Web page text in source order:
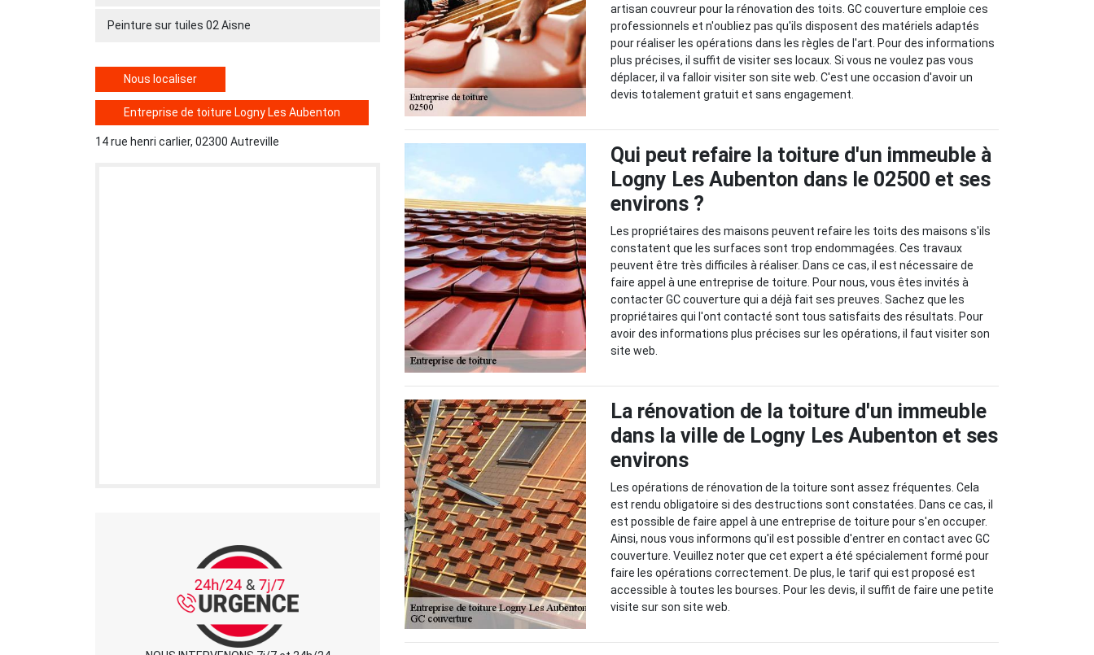
Peinture sur tuiles 02 Aisne
Nous localiser
Entreprise de toiture Logny Les Aubenton
14 rue henri carlier, 02300 Autreville
artisan couvreur pour la rénovation des toits. GC couverture emploie ces
professionnels et n'oubliez pas qu'ils disposent des matériels adaptés
pour réaliser les opérations dans les règles de l'art. Pour des informations
plus précises, il suffit de visiter ses locaux. Si vous ne voulez pas vous
déplacer, il va falloir visiter son site web. C'est une occasion d'avoir un
devis totalement gratuit et sans engagement.
Qui peut refaire la toiture d'un immeuble à
Logny Les Aubenton dans le 02500 et ses
environs ?
Les propriétaires des maisons peuvent refaire les toits des maisons s'ils
constatent que les surfaces sont trop endommagées. Ces travaux
peuvent être très difficiles à réaliser. Dans ce cas, il est nécessaire de
faire appel à une entreprise de toiture. Pour nous, vous êtes invités à
contacter GC couverture qui a déjà fait ses preuves. Sachez que les
propriétaires qui l'ont contacté sont tous satisfaits des résultats. Pour
avoir des informations plus précises sur les opérations, il faut visiter son
site web.
La rénovation de la toiture d'un immeuble
dans la ville de Logny Les Aubenton et ses
environs
Les opérations de rénovation de la toiture sont assez fréquentes. Cela
est rendu obligatoire si des destructions sont constatées. Dans ce cas, il
est possible de faire appel à une entreprise de toiture pour s'en occuper.
Ainsi, nous vous informons qu'il est possible d'entrer en contact avec GC
couverture. Veuillez noter que cet expert a été spécialement formé pour
faire les opérations correctement. De plus, le tarif qui est proposé est
accessible à toutes les bourses. Pour les devis, il suffit de faire une petite
visite sur son site web.